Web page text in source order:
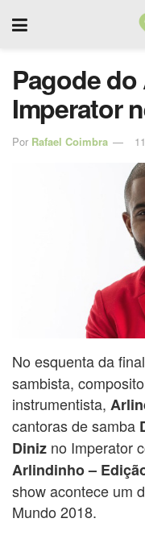
Pagode
Imperator
Por Rafael Coimbra
No esquenta da
sambista,
instrumentista,
cantoras de samba
Diniz no Imperator
Arlindinho –
show acontece um
Mundo 2018.